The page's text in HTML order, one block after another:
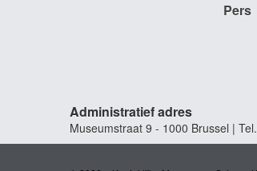
Pers
Administratief adres
Museumstraat 9 - 1000 Brussel |